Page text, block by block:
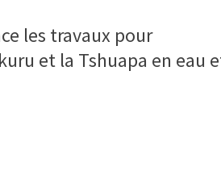
les travaux pour
et la Tshuapa en eau